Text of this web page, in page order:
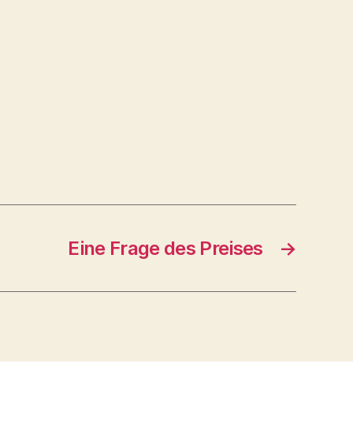
→
Eine Frage des Preises